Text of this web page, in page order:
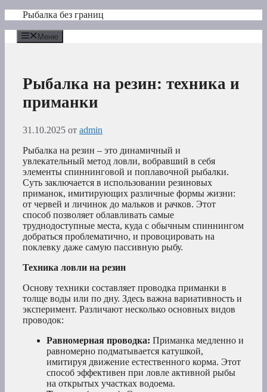
Перейти
содержимому
Рыбалка без границ
Меню
Рыбалка на резин: техника и
приманки
31.10.2025 от admin
Рыбалка на резин – это динамичный и
увлекательный метод ловли, вобравший в себя
элементы спиннинговой и поплавочной рыбалки.
Суть заключается в использовании резиновых
приманок, имитирующих различные формы жизни:
от червей и личинок до мальков и рачков. Этот
способ позволяет облавливать самые
труднодоступные места, куда с обычным спиннингом
добраться проблематично, и провоцировать на
поклевку даже самую пассивную рыбу.
Техника ловли на резин
Основу техники составляет проводка приманки в
толще воды или по дну. Здесь важна вариативность и
эксперимент. Различают несколько основных видов
проводок:
Равномерная проводка: Приманка медленно и
равномерно подматывается катушкой,
имитируя движение естественного корма. Этот
способ эффективен при ловле активной рыбы
на открытых участках водоема.